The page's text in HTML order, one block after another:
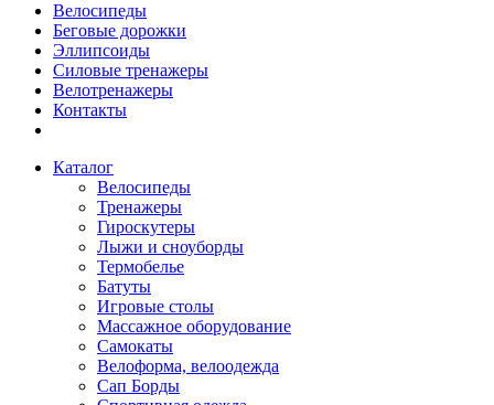
Велосипеды
Беговые дорожки
Эллипсоиды
Силовые тренажеры
Велотренажеры
Контакты
Каталог
Велосипеды
Тренажеры
Гироскутеры
Лыжи и сноуборды
Термобелье
Батуты
Игровые столы
Массажное оборудование
Самокаты
Велоформа, велоодежда
Сап Борды